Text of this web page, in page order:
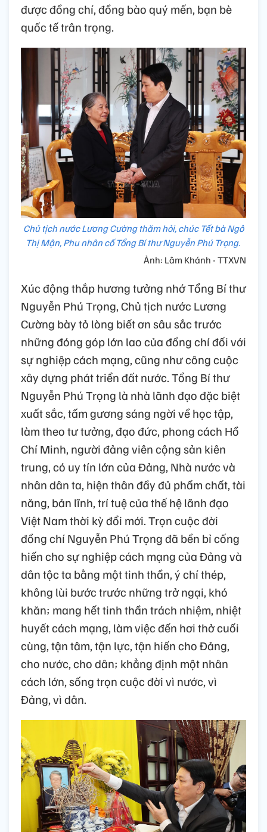
được đồng chí, đồng bào quý mến, bạn bè
quốc tế trân trọng.
Chủ tịch nước Lương Cường thăm hỏi, chúc Tết bà Ngô
Thị Mận, Phu nhân cố Tổng Bí thư Nguyễn Phú Trọng.
Ảnh: Lâm Khánh - TTXVN
Xúc động thắp hương tưởng nhớ Tổng Bí thư
Nguyễn Phú Trọng, Chủ tịch nước Lương
Cường bày tỏ lòng biết ơn sâu sắc trước
những đóng góp lớn lao của đồng chí đối với
sự nghiệp cách mạng, cũng như công cuộc
xây dựng phát triển đất nước. Tổng Bí thư
Nguyễn Phú Trọng là nhà lãnh đạo đặc biệt
xuất sắc, tấm gương sáng ngời về học tập,
làm theo tư tưởng, đạo đức, phong cách Hồ
Chí Minh, người đảng viên cộng sản kiên
trung, có uy tín lớn của Đảng, Nhà nước và
nhân dân ta, hiện thân đầy đủ phẩm chất, tài
năng, bản lĩnh, trí tuệ của thế hệ lãnh đạo
Việt Nam thời kỳ đổi mới. Trọn cuộc đời
đồng chí Nguyễn Phú Trọng đã bền bỉ cống
hiến cho sự nghiệp cách mạng của Đảng và
dân tộc ta bằng một tinh thần, ý chí thép,
không lùi bước trước những trở ngại, khó
khăn; mang hết tinh thần trách nhiệm, nhiệt
huyết cách mạng, làm việc đến hơi thở cuối
cùng, tận tâm, tận lực, tận hiến cho Đảng,
cho nước, cho dân; khẳng định một nhân
cách lớn, sống trọn cuộc đời vì nước, vì
Đảng, vì dân.